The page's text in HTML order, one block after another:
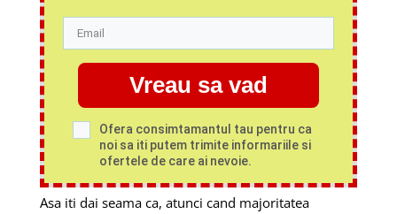
Vreau sa vad
Ofera consimtamantul tau pentru ca
noi sa iti putem trimite informariile si
ofertele de care ai nevoie.
Asa iti dai seama ca, atunci cand majoritatea